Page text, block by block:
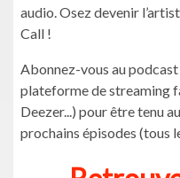
audio. Osez devenir
Call !
Abonnez-vous au podcast
plateforme de streaming
Deezer...) pour être tenu
prochains épisodes (tous